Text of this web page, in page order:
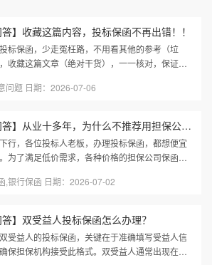
答】收藏这篇内容，投标保函不再出错！！
标保函，少走冤枉路，不用看其他的参考（垃
收藏这篇文章（绝对干货），一一核对，保证你
保函时直接找我，我帮你...
问题 日期：2026-07-06
【问答】从业十多年，为什么不推荐用担保公司投标保函？？
行，各位投标人老板，办理投标保函，都想便宜
为了满足低价需求，各种价格的担保公司保函都
为什么招标文件明明约...
,银行保函 日期：2026-07-02
答】双受益人投标保函怎么办理？
受益人的投标保函，关键在于准确填写受益人信
保担保机构接受此格式。双受益人通常出现在多